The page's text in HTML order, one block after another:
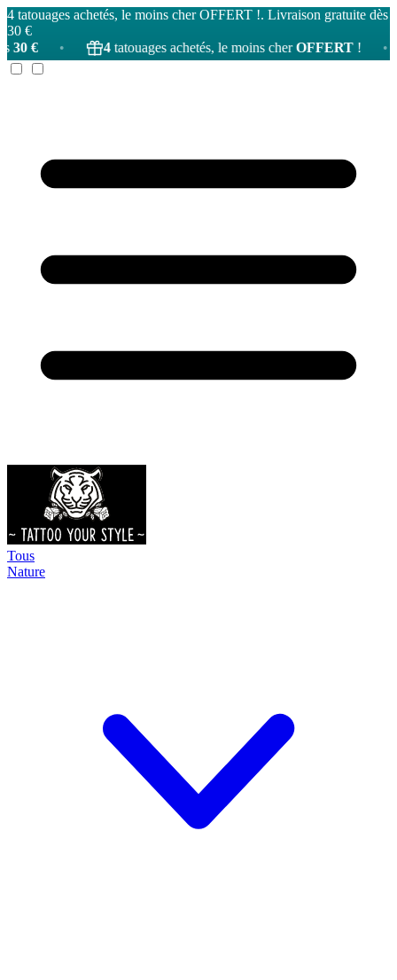
4 tatouages achetés, le moins cher OFFERT !. Livraison gratuite dès
30 €
tatouages achetés, le moins cherOFFERT! •
Tous
Nature